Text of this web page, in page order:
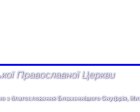
Православної Церкви
з благословення Блаженнiшого Онуфрія,